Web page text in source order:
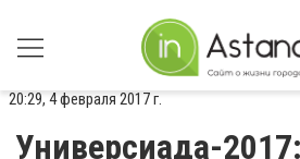
20:29, 4 февраля 2017 г.
Универсиада-